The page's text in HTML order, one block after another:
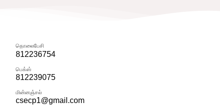
தொலைபேசி
812236754
பெக்ஸ்
812239075
மின்னஞ்சல்
csecp1@gmail.com